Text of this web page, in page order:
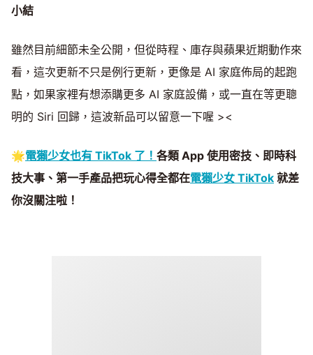
小結
雖然目前細節未全公開，但從時程、庫存與蘋果近期動作來
看，這次更新不只是例行更新，更像是 AI 家庭佈局的起跑
點，如果家裡有想添購更多 AI 家庭設備，或一直在等更聰
明的 Siri 回歸，這波新品可以留意一下喔 ><
🌟電獺少女也有 TikTok 了！ 各類 App 使用密技、即時科
技大事、第一手產品把玩心得全都在電獺少女 TikTok 就差
你沒關注啦！